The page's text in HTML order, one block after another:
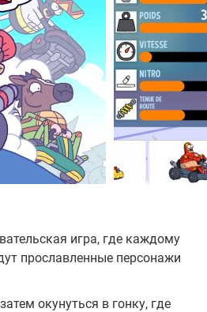
игра, где каждому
прославленные персонажи
окунуться в гонку, где